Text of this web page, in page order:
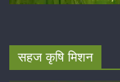
सहज कृषि मिशन